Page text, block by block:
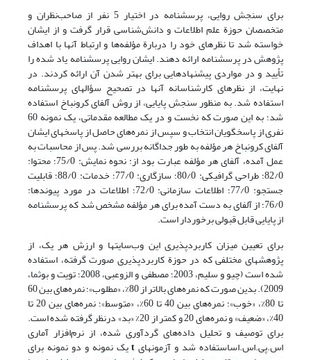
برای سنجش روایی، پرسشنامه در اختیار 5 نفر از صاحب‌نظران و
متخصصان حوزة علم اطلاعات و دانش‌شناسی قرار گرفت و از ایشان
خواسته شد تا نظرهای خود را دربارة مؤلفه‌ها و ارتباط آنها با اهداف
پژوهش در پرسشنامه ارائه دهند. ایشان روایی پرسشنامه یاد شده را
تأیید و در مواردی پیشنهادهایی برای بهتر شدن آن ارائه کردند. در
نهایت، از نظرهای کارشناسانه آنها در تصحیح سؤالهای پرسشنامه
استفاده شد. به منظور سنجش پایایی، از روش آلفای کرونباخ استفاده
شد؛ به این صورت که نخست و در یک مطالعه مقدماتی، یک نمونه 60
نفری از پاسخگویان انتخاب و سپس از نمره‌های حاصل از پاسخهای ایشان
آلفای کرونباخ هر مؤلفه به طور جداگانه بررسی شد. پس از محاسبات به
عمل آمده، آلفای هر مؤلفه عبارت بود از: نحوه نمایش: 75/0؛ محتوا:
82/0؛ طراحی گرافیکی: 80/0؛ سازگاری: 77/0؛ خدمات: 88/0؛ قابلیت
جستجو: 77/0؛ اطلاعات سازمانی: 72/0؛ اطلاعات در مورد پیوندها:
76/0؛ از آلفای به دست آمده برای هر مؤلفه مشخص شد که پرسشنامه
از پایایی قابل قبولی برخوردار است.
برای تعیین میزان کاربردپذیری این وب‌سایتها و ارزش هر یک، از
پژوهشهای مختلفی که در حوزة کاربردپذیری صورت گرفته، استفاده
شده است (چیو و سلیم، 2003؛ مصطفی و الزوعبی، 2008؛ تویت و بوثما،
2009). بدین صورت که نمره‌های بالاتر از 80%، «مطلوب»؛ نمره‌های بین 60
تا 80%، «خوب»؛ نمره‌های بین 40 تا 60%، «متوسط»؛ نمره‌های بین 20 تا
40%، «ضعیف» و نمره‌های 20 و کمتر از 20% «بد» درنظر گرفته شده است.
برای توصیف و تحلیل داده‌های گردآوری شده، از نرم‌افزار آماری
اس.پی.اس.اساستفاده شد و آزمونهایtیک نمونه و دو نمونه برای